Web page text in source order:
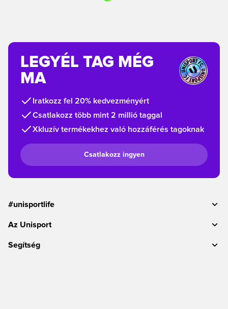
LEGYÉL TAG MÉG
MA
Iratkozz fel 20% kedvezményért
Csatlakozz több mint 2 millió taggal
Xkluzív termékekhez való hozzáférés tagoknak
Csatlakozz ingyen
#unisportlife
Az Unisport
Segítség